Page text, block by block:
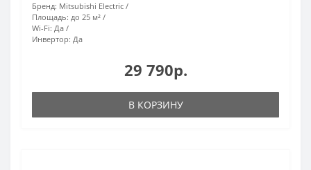
Бренд: Mitsubishi Electric
Площадь: до 25 м²
Wi-Fi: Да
Инвертор: Да
29 790р.
В КОРЗИНУ